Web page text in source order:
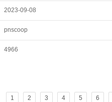
2023-09-08
pnscoop
4966
1 2 3 4 5 6